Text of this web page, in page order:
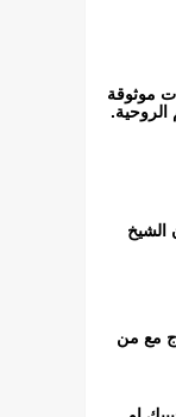
موثوقة
الروحية.
الشيخ
مع من